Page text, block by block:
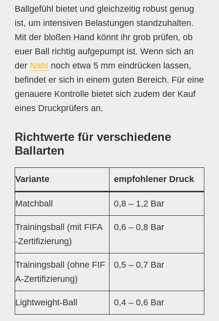
Ballgefühl bietet und gleichzeitig robust genug
ist, um intensiven Belastungen standzuhalten.
Mit der bloßen Hand könnt ihr grob prüfen, ob
euer Ball richtig aufgepumpt ist. Wenn sich an
der Naht noch etwa 5 mm eindrücken lassen,
befindet er sich in einem guten Bereich. Für eine
genauere Kontrolle bietet sich zudem der Kauf
eines Druckprüfers an.
Richtwerte für verschiedene
Ballarten
Variante empfohlener Druck
Matchball 0,8 – 1,2 Bar
Trainingsball (mit FIFA
-Zertifizierung)
0,6 – 0,8 Bar
Trainingsball (ohne FIF
A-Zertifizierung)
0,5 – 0,7 Bar
Lightweight-Ball 0,4 – 0,6 Bar